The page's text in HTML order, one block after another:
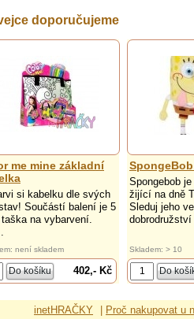
doporučujeme
me mine základní
si kabelku dle svých
Součástí balení je 5
na vybarvení.
není skladem
402,- Kč
Spongebob
žijící na dně
Sleduj jeho
dobrodružství
Skladem: > 10
inetHRAČKY Proč nakupovat u